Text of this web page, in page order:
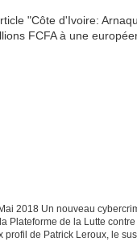
2018 Un nouveau
Plateforme de la Lutte
profil de Patrick Leroux, le